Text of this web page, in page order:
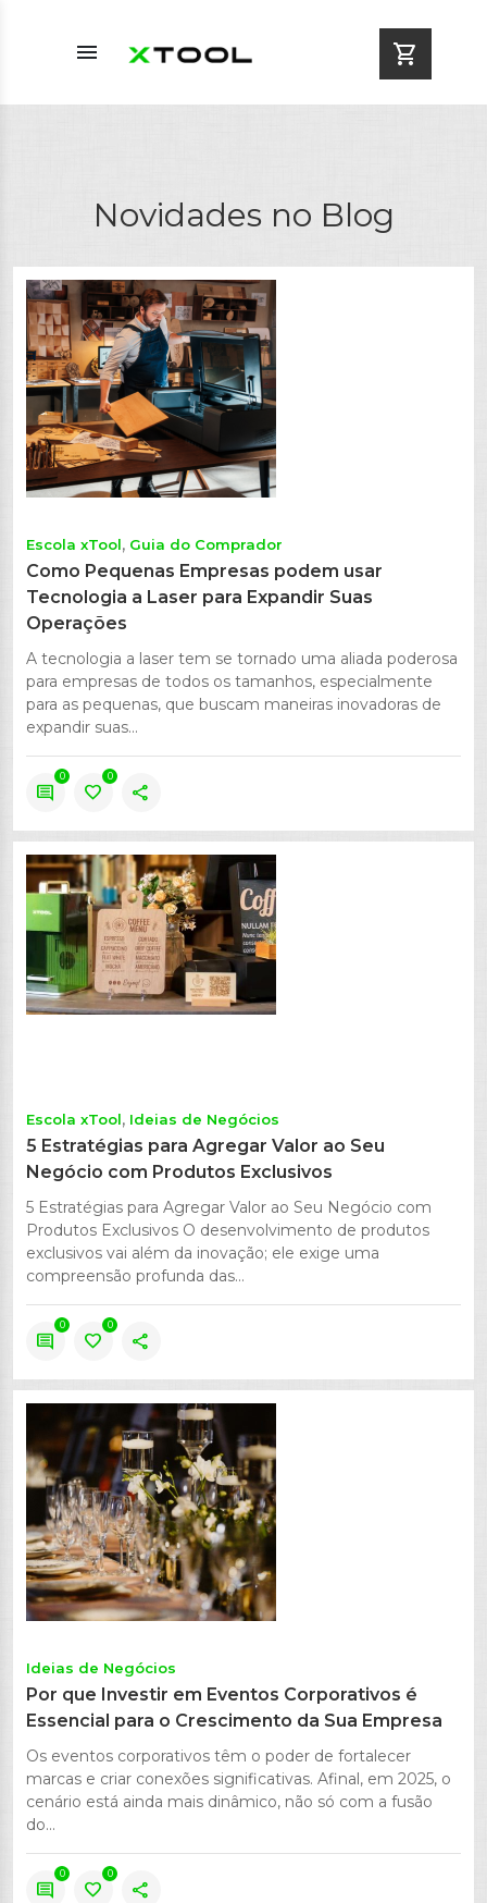
menu shopping_cart
Novidades no Blog
Escola xTool Guia do Comprador
Como Pequenas Empresas podem usar
Tecnologia a Laser para Expandir Suas
Operações
A tecnologia a laser tem se tornado uma aliada poderosa
para empresas de todos os tamanhos, especialmente
para as pequenas, que buscam maneiras inovadoras de
expandir suas...
comment
0
favorite
0
share
Escola xTool Ideias de Negócios
5 Estratégias para Agregar Valor ao Seu
Negócio com Produtos Exclusivos
5 Estratégias para Agregar Valor ao Seu Negócio com
Produtos Exclusivos O desenvolvimento de produtos
exclusivos vai além da inovação; ele exige uma
compreensão profunda das...
comment
0
favorite
0
share
Ideias de Negócios
Por que Investir em Eventos Corporativos é
Essencial para o Crescimento da Sua Empresa
Os eventos corporativos têm o poder de fortalecer
marcas e criar conexões significativas. Afinal, em 2025, o
cenário está ainda mais dinâmico, não só com a fusão
do...
comment
0
favorite
0
share